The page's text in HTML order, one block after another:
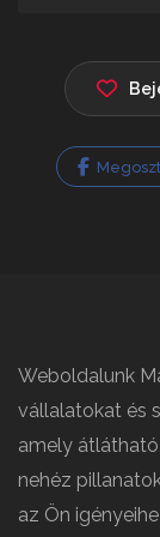
Weboldalunk
vállalatokat és
amely
nehéz
az Ön